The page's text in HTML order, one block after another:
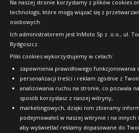
Na naszej stronie korzystamy z plików cookies
technologii, które mogą wiązać się z
osobowych.
Ich administratorem jest InMoto Sp z .o.o., ul.
Bydgoszcz.
Pliki cookies wykorzystujemy w celach:
zapewnienia prawidłowego funkcjonowania
personalizacji treści i reklam zgodnie z
analizowania ruchu na stronie, co pozwala
sposób korzystasz z naszej witryny,
marketingowych, dzięki nim zbieramy
podejmowałeś w naszej witrynie i na
aby wyświetlać reklamy dopasowane do
Raty
FAQ
OFICJALNY PARTNER